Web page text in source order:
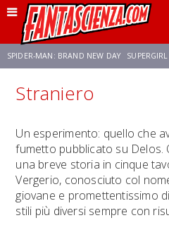
SPIDER-MAN: BRAND NEW DAY SUPERGIRL
FRANCO RICCIARDIELLO
NETFLIX SADIE SINK CELIA ROSE
Straniero
Un esperimento: quello che
fumetto pubblicato su Delos.
una breve storia in cinque
Vergerio, conosciuto col
giovane e promettentissimo
stili più diversi sempre con